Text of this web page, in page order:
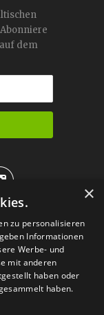
dem
×
zu personalisieren
Informationen
Werbe- und
mit anderen
haben oder
haben.